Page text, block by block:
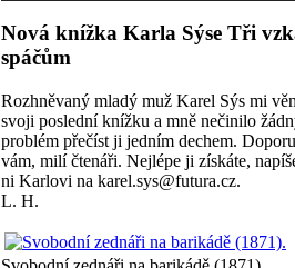
Nová knížka Karla Sýse Tři
spáčům
Rozhněvaný mladý muž Karel Sýs mi
svoji poslední knížku a mně nečinilo
problém přečíst ji jedním dechem.
vám, milí čtenáři. Nejlépe ji získáte,
ni Karlovi na karel.sys@futura.cz.
L. H.